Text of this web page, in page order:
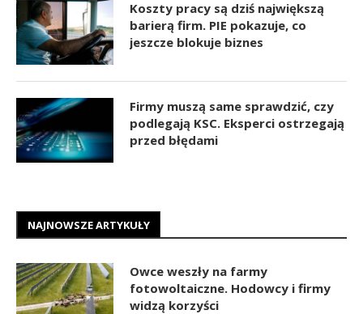
Koszty pracy są dziś największą
barierą firm. PIE pokazuje, co
jeszcze blokuje biznes
Firmy muszą same sprawdzić, czy
podlegają KSC. Eksperci ostrzegają
przed błędami
NAJNOWSZE ARTYKUŁY
Owce weszły na farmy
fotowoltaiczne. Hodowcy i firmy
widzą korzyści